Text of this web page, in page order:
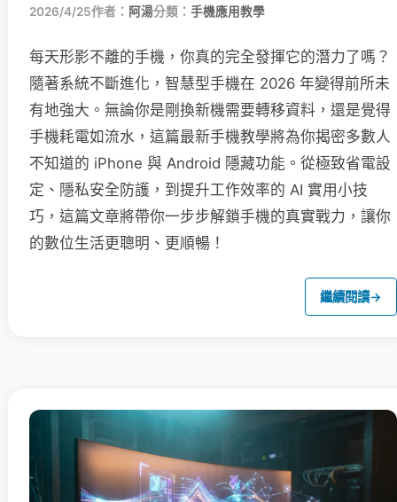
2026/4/25作者： 阿湯分類： 手機應用教學
每天形影不離的手機，你真的完全發揮它的潛力了嗎？
隨著系統不斷進化，智慧型手機在 2026 年變得前所未
有地強大。無論你是剛換新機需要轉移資料，還是覺得
手機耗電如流水，這篇最新手機教學將為你揭密多數人
不知道的 iPhone 與 Android 隱藏功能。從極致省電設
定、隱私安全防護，到提升工作效率的 AI 實用小技
巧，這篇文章將帶你一步步解鎖手機的真實戰力，讓你
的數位生活更聰明、更順暢！
繼續閱讀→